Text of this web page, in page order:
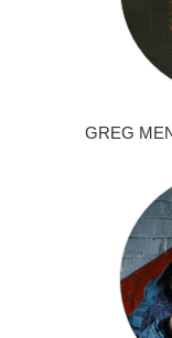
GREG